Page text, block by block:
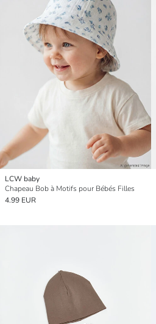
LCW baby
Chapeau Bob à Motifs pour Bébés Filles
4.99 EUR